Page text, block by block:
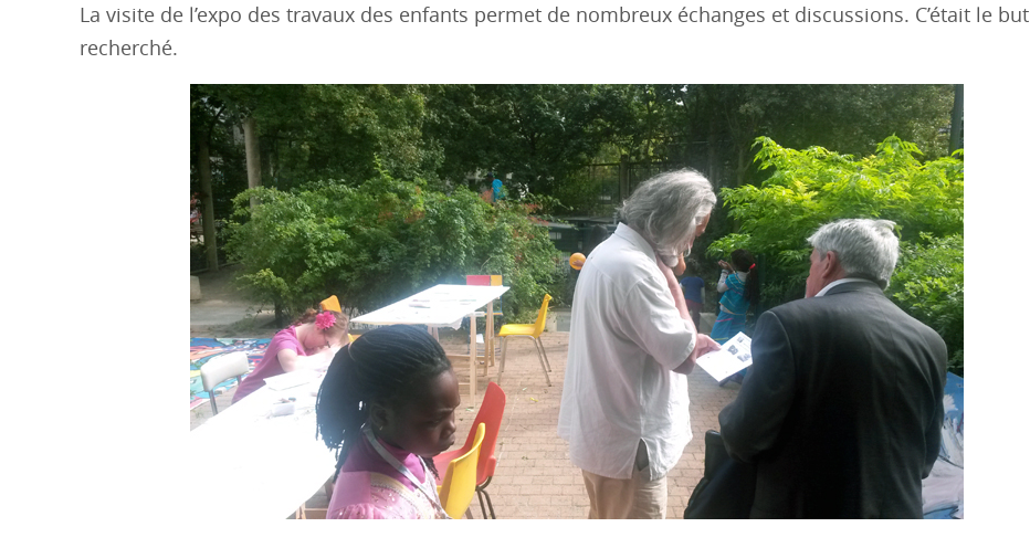
La visite de l’expo des travaux des enfants permet de nombreux échanges et discussions. C’était le but
recherché.